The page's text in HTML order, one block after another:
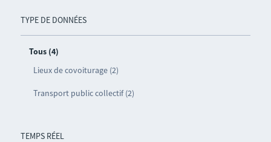
TYPE DE DONNÉES
Tous (4)
Lieux de covoiturage (2)
Transport public collectif (2)
TEMPS RÉEL